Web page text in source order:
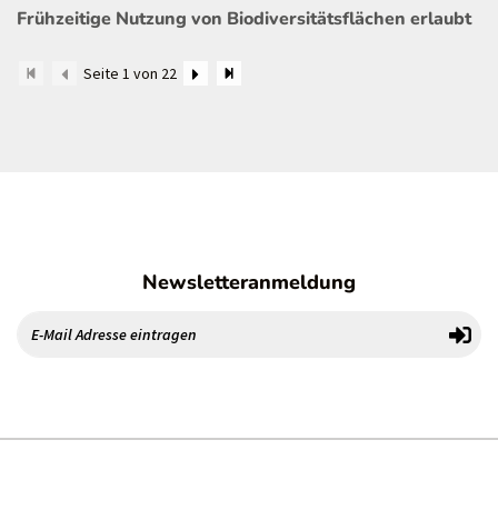
Frühzeitige Nutzung von Biodiversitätsflächen erlaubt
Seite 1 von 22
Newsletteranmeldung